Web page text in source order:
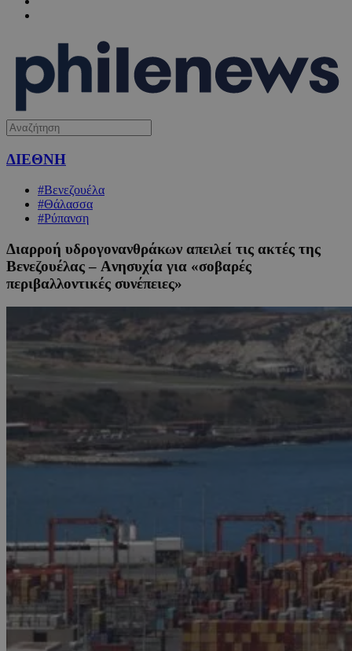
ΔΙΕΘΝΗ
#Βενεζουέλα
#Θάλασσα
#Ρύπανση
Διαρροή υδρογονανθράκων απειλεί τις ακτές της
Βενεζουέλας – Aνησυχία για «σοβαρές
περιβαλλοντικές συνέπειες»